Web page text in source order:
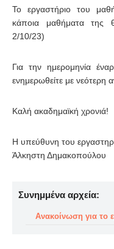
Το εργαστήριο του
κάποια μαθήματα της
2/10/23)
Για την ημερομηνία
ενημερωθείτε με νεότερη
Καλή ακαδημαϊκή χρονιά!
Η υπεύθυνη του
Άλκηστη Δημακοπούλου
Συνημμένα αρχεία:
Ανακοίνωση για το